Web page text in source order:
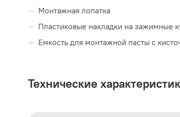
Монтажная лопатка
Пластиковые накладки на зажимные
Емкость для монтажной пасты с
Технические